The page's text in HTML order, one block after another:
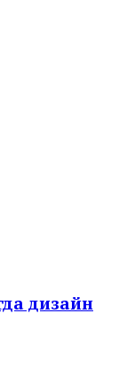
дизайн